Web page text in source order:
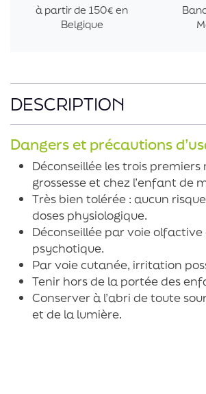
DESCRIPTION
Dangers et précautions
Déconseillée les trois premiers
grossesse et chez l’enfant de
Très bien tolérée : aucun
doses physiologique.
Déconseillée par voie
psychotique.
Par voie cutanée, irritation
Tenir hors de la portée des
Conserver à l’abri de toute
et de la lumière.
à partir de 150€ en
Belgique